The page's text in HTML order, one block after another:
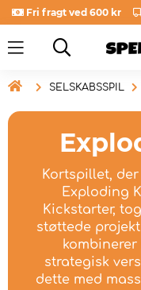
Fri fragt ved 600 kr
 SELSKABSSPIL
Kortspillet,
Exploding
Kickstarter,
støttede
strategisk
dette med